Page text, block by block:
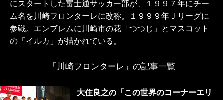
にスタートした富士通サッカー部が、１９９７年にチー
ム名を川崎フロンターレに改称。１９９９年Ｊリーグに
参戦。エンブレムに川崎市の花「つつじ」とマスコット
の「イルカ」が描かれている。
「川崎フロンターレ」の記事一覧
大住良之の「この世界のコーナーエリ